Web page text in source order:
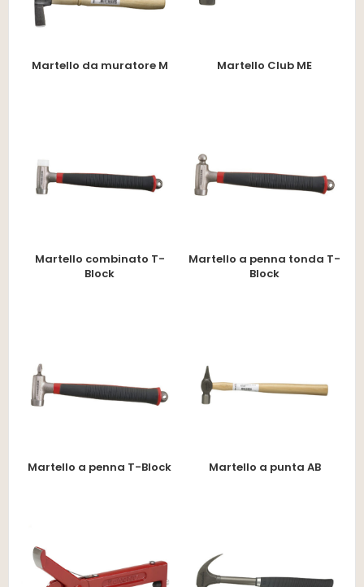
Martello da muratore M Martello Club ME
Martello combinato T-
Block
Martello a penna tonda T-
Block
Martello a penna T-Block Martello a punta AB